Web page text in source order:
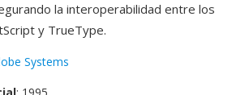
la interoperabilidad entre los
y TrueType.
Systems